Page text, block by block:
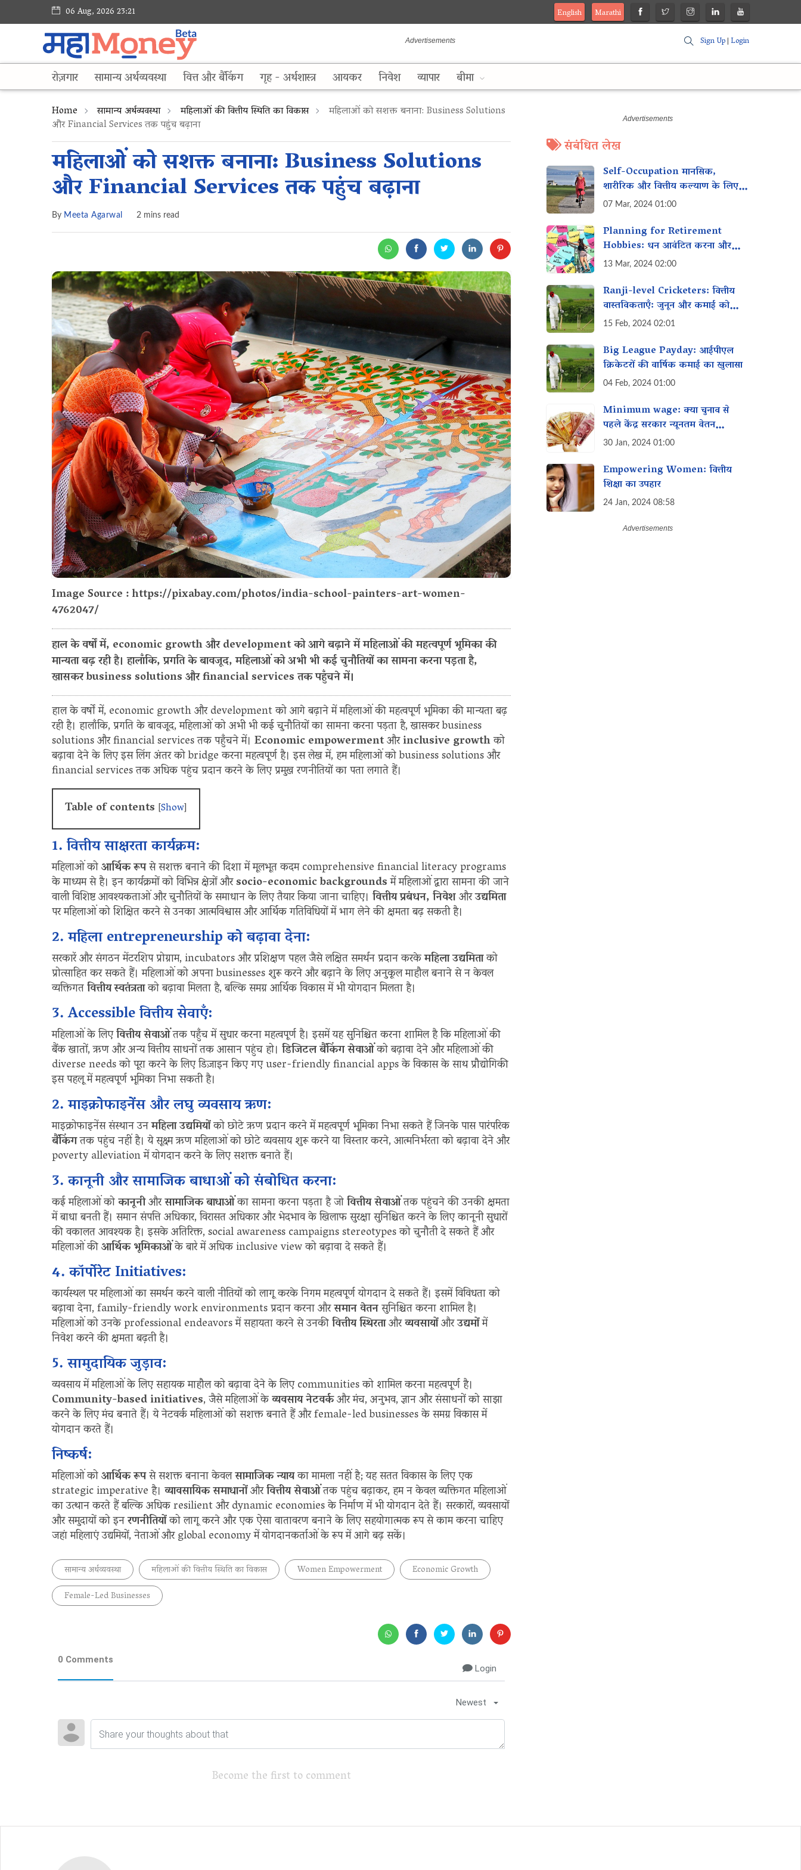
06 Aug, 2026 23:21 English
Marathi
Sign Up|Login
रोज़गार सामान्य अर्थव्यवस्था वित्त और बैंकिंग गृह - अर्थशास्त्र आयकर निवेश व्यापार बीमा
Home सामान्य अर्थव्यवस्था महिलाओं की वित्तीय स्थिति का विकास महिलाओं को सशक्त बनाना: Business Solutions
और Financial Services तक पहुंच बढ़ाना
महिलाओं को सशक्त बनाना: Business Solutions
और Financial Services तक पहुंच बढ़ाना
By Meeta Agarwal 2 mins read
Image Source : https://pixabay.com/photos/india-school-painters-art-women-
4762047/
हाल के वर्षों में, economic growth और development को आगे बढ़ाने में महिलाओं की महत्वपूर्ण भूमिका की
मान्यता बढ़ रही है। हालाँकि, प्रगति के बावजूद, महिलाओं को अभी भी कई चुनौतियों का सामना करना पड़ता है,
खासकर business solutions और financial services तक पहुँचने में।
हाल के वर्षों में, economic growth और development को आगे बढ़ाने में महिलाओं की महत्वपूर्ण भूमिका की मान्यता बढ़
रही है। हालाँकि, प्रगति के बावजूद, महिलाओं को अभी भी कई चुनौतियों का सामना करना पड़ता है, खासकर business
solutions और financial services तक पहुँचने में। Economic empowermentऔरinclusive growthको
बढ़ावा देने के लिए इस लिंग अंतर को bridge करना महत्वपूर्ण है। इस लेख में, हम महिलाओं को business solutions और
financial services तक अधिक पहुंच प्रदान करने के लिए प्रमुख रणनीतियों का पता लगाते हैं।
Table of contents [Show]
1. वित्तीय साक्षरता कार्यक्रम:
महिलाओं कोआर्थिक रूपसे सशक्त बनाने की दिशा में मूलभूत कदम comprehensive financial literacy programs
के माध्यम से है। इन कार्यक्रमों को विभिन्न क्षेत्रों औरsocio-economic backgroundsमें महिलाओं द्वारा सामना की जाने
वाली विशिष्ट आवश्यकताओं और चुनौतियों के समाधान के लिए तैयार किया जाना चाहिए। वित्तीय प्रबंधन, निवेशऔरउद्यमिता
पर महिलाओं को शिक्षित करने से उनका आत्मविश्वास और आर्थिक गतिविधियों में भाग लेने की क्षमता बढ़ सकती है।
2. महिला entrepreneurship को बढ़ावा देना:
सरकारें और संगठन मेंटरशिप प्रोग्राम, incubators और प्रशिक्षण पहल जैसे लक्षित समर्थन प्रदान करकेमहिला उद्यमिताको
प्रोत्साहित कर सकते हैं। महिलाओं को अपना businesses शुरू करने और बढ़ाने के लिए अनुकूल माहौल बनाने से न केवल
व्यक्तिगतवित्तीय स्वतंत्रताको बढ़ावा मिलता है, बल्कि समग्र आर्थिक विकास में भी योगदान मिलता है।
3. Accessible वित्तीय सेवाएँ:
महिलाओं के लिएवित्तीय सेवाओंतक पहुँच में सुधार करना महत्वपूर्ण है। इसमें यह सुनिश्चित करना शामिल है कि महिलाओं की
बैंक खातों, ऋण और अन्य वित्तीय साधनों तक आसान पहुंच हो। डिजिटल बैंकिंग सेवाओंको बढ़ावा देने और महिलाओं की
diverse needs को पूरा करने के लिए डिज़ाइन किए गए user-friendly financial apps के विकास के साथ प्रौद्योगिकी
इस पहलू में महत्वपूर्ण भूमिका निभा सकती है।
2. माइक्रोफाइनेंस और लघु व्यवसाय ऋण:
माइक्रोफाइनेंस संस्थान उनमहिला उद्यमियोंको छोटे ऋण प्रदान करने में महत्वपूर्ण भूमिका निभा सकते हैं जिनके पास पारंपरिक
बैंकिंगतक पहुंच नहीं है। ये सूक्ष्म ऋण महिलाओं को छोटे व्यवसाय शुरू करने या विस्तार करने, आत्मनिर्भरता को बढ़ावा देने और
poverty alleviation में योगदान करने के लिए सशक्त बनाते हैं।
3. कानूनी और सामाजिक बाधाओं को संबोधित करना:
कई महिलाओं कोकानूनीऔरसामाजिक बाधाओंका सामना करना पड़ता है जोवित्तीय सेवाओंतक पहुंचने की उनकी क्षमता
में बाधा बनती हैं। समान संपत्ति अधिकार, विरासत अधिकार और भेदभाव के खिलाफ सुरक्षा सुनिश्चित करने के लिए कानूनी सुधारों
की वकालत आवश्यक है। इसके अतिरिक्त, social awareness campaigns stereotypes को चुनौती दे सकते हैं और
महिलाओं कीआर्थिक भूमिकाओंके बारे में अधिक inclusive view को बढ़ावा दे सकते हैं।
4. कॉर्पोरेट Initiatives:
कार्यस्थल पर महिलाओं का समर्थन करने वाली नीतियों को लागू करके निगम महत्वपूर्ण योगदान दे सकते हैं। इसमें विविधता को
बढ़ावा देना, family-friendly work environments प्रदान करना औरसमान वेतनसुनिश्चित करना शामिल है।
महिलाओं को उनके professional endeavors में सहायता करने से उनकीवित्तीय स्थिरताऔरव्यवसायोंऔरउद्यमोंमें
निवेश करने की क्षमता बढ़ती है।
5. सामुदायिक जुड़ाव:
व्यवसाय में महिलाओं के लिए सहायक माहौल को बढ़ावा देने के लिए communities को शामिल करना महत्वपूर्ण है।
Community-based initiatives, जैसे महिलाओं केव्यवसाय नेटवर्कऔर मंच, अनुभव, ज्ञान और संसाधनों को साझा
करने के लिए मंच बनाते हैं। ये नेटवर्क महिलाओं को सशक्त बनाते हैं और female-led businesses के समग्र विकास में
योगदान करते हैं।
निष्कर्ष:
महिलाओं कोआर्थिक रूपसे सशक्त बनाना केवलसामाजिक न्यायका मामला नहीं है; यह सतत विकास के लिए एक
strategic imperative है। व्यावसायिक समाधानोंऔरवित्तीय सेवाओंतक पहुंच बढ़ाकर, हम न केवल व्यक्तिगत महिलाओं
का उत्थान करते हैं बल्कि अधिक resilient और dynamic economies के निर्माण में भी योगदान देते हैं। सरकारों, व्यवसायों
और समुदायों को इनरणनीतियोंको लागू करने और एक ऐसा वातावरण बनाने के लिए सहयोगात्मक रूप से काम करना चाहिए
जहां महिलाएं उद्यमियों, नेताओं और global economy में योगदानकर्ताओं के रूप में आगे बढ़ सकें।
सामान्य अर्थव्यवस्था महिलाओं की वित्तीय स्थिति का विकास Women Empowerment
Economic Growth
Female-Led Businesses
0 Comments
Login
Newest
Become the first to comment
संबंधित लेख
Self-Occupation मानसिक,
शारीरिक और वित्तीय कल्याण के लिए
नई दिनचर्या विकसित करना
07 Mar, 2024 01:00
Planning for Retirement
Hobbies: धन आवंटित करना और
आकर्षक गतिविधियों की खोज करना
13 Mar, 2024 02:00
Ranji-level Cricketers: वित्तीय
वास्तविकताएँ: जुनून और कमाई को
संतुलित करना
15 Feb, 2024 02:01
Big League Payday: आईपीएल
क्रिकेटरों की वार्षिक कमाई का खुलासा
04 Feb, 2024 01:00
Minimum wage: क्या चुनाव से
पहले केंद्र सरकार न्यूनतम वेतन‌
बढ़ाएगी?
30 Jan, 2024 01:00
Empowering Women: वित्तीय
शिक्षा का उपहार
24 Jan, 2024 08:58